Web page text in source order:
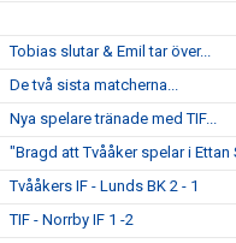
Tobias slutar & Emil tar över...
De två sista matcherna...
Nya spelare tränade med TIF...
"Bragd att Tvååker spelar i Ettan
Tvååkers IF - Lunds BK 2 - 1
TIF - Norrby IF 1 -2